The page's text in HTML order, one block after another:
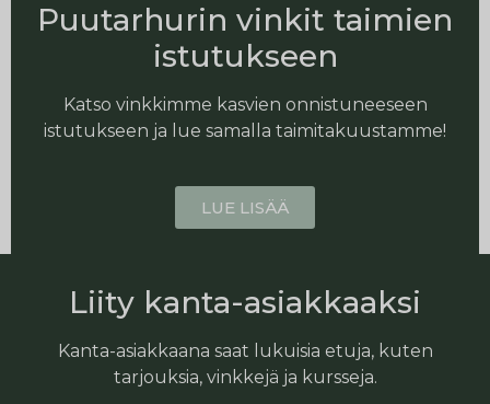
Puutarhurin vinkit taimien
istutukseen
Katso vinkkimme kasvien onnistuneeseen
istutukseen ja lue samalla taimitakuustamme!
LUE LISÄÄ
Liity kanta-asiakkaaksi
Kanta-asiakkaana saat lukuisia etuja, kuten
tarjouksia, vinkkejä ja kursseja.